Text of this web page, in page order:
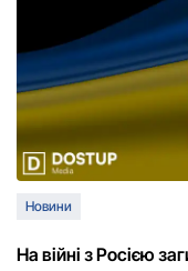
Новини
На війні з Росією